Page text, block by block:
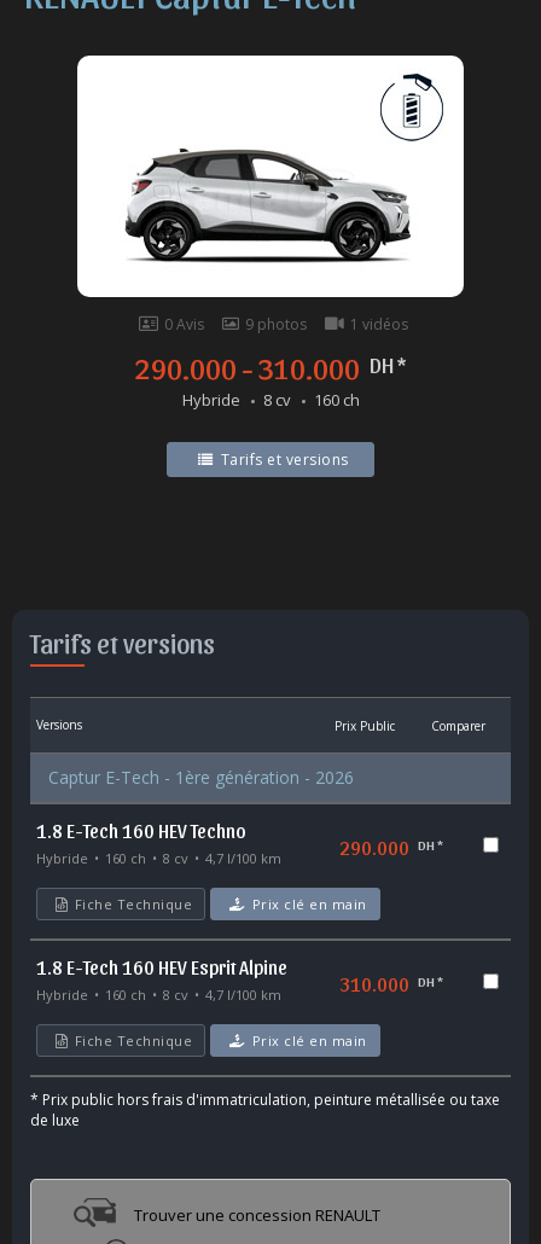
0 Avis 9 photos 1 vidéos
290.000 - 310.000 DH *
Hybride 8 cv 160 ch
Tarifs et versions
Tarifs et versions
Versions Prix Public Comparer
Captur E-Tech - 1ère génération - 2026
1.8 E-Tech 160 HEV Techno
Hybride 160 ch 8 cv 4,7 l/100 km 290.000 DH *
Fiche Technique Prix clé en main
1.8 E-Tech 160 HEV Esprit Alpine
Hybride 160 ch 8 cv 4,7 l/100 km 310.000 DH *
Fiche Technique Prix clé en main
* Prix public hors frais d'immatriculation, peinture métallisée ou taxe
de luxe
Trouver une concession RENAULT